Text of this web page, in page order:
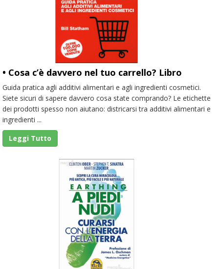
• Cosa c’è davvero nel tuo carrello? Libro
Guida pratica agli additivi alimentari e agli ingredienti cosmetici.
Siete sicuri di sapere davvero cosa state comprando? Le etichette
dei prodotti spesso non aiutano: districarsi tra additivi alimentari e
ingredienti ...
Leggi Tutto